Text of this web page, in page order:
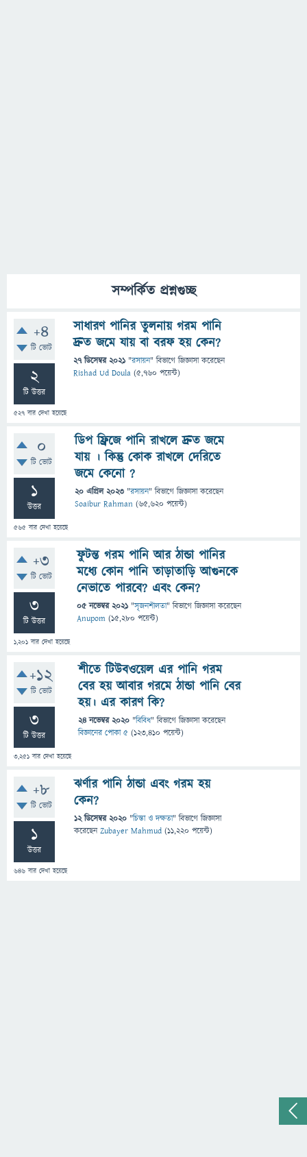
সম্পর্কিত প্রশ্নগুচ্ছ
+4
টি ভোট
2
টি উত্তর
527 বার দেখা হয়েছে
সাধারণ পানির তুলনায় গরম পানি
দ্রুত জমে যায় বা বরফ হয় কেন?
27 ডিসেম্বর 2021 "রসায়ন" বিভাগে জিজ্ঞাসাকরেছেন
Rishad Ud Doula (5,760 পয়েন্ট)
0
টি ভোট
1
উত্তর
565 বার দেখা হয়েছে
ডিপ ফ্রিজে পানি রাখলে দ্রুত জমে
যায় । কিন্তু কোক রাখলে দেরিতে
জমে কেনো ?
20 এপ্রিল 2023 "রসায়ন" বিভাগে জিজ্ঞাসাকরেছেন
Soaibur Rahman (65,620 পয়েন্ট)
+3
টি ভোট
3
টি উত্তর
1,201 বার দেখা হয়েছে
ফুটন্ত গরম পানি আর ঠান্ডা পানির
মধ্যে কোন পানি তাড়াতাড়ি আগুনকে
নেভাতে পারবে? এবং কেন?
05 নভেম্বর 2021 "সৃজনশীলতা" বিভাগে জিজ্ঞাসাকরেছেন
Anupom (15,280 পয়েন্ট)
+12
টি ভোট
3
টি উত্তর
3,251 বার দেখা হয়েছে
শীতে টিউবওয়েল এর পানি গরম
বের হয় আবার গরমে ঠান্ডা পানি বের
হয়। এর কারণ কি?
24 নভেম্বর 2020 "বিবিধ" বিভাগে জিজ্ঞাসাকরেছেন
বিজ্ঞানের পোকা ৫ (123,410 পয়েন্ট)
+8
টি ভোট
1
উত্তর
646 বার দেখা হয়েছে
ঝর্ণার পানি ঠান্ডা এবং গরম হয়
কেন?
12 ডিসেম্বর 2020 "চিন্তা ও দক্ষতা" বিভাগে জিজ্ঞাসা
করেছেনZubayer Mahmud (11,220 পয়েন্ট)